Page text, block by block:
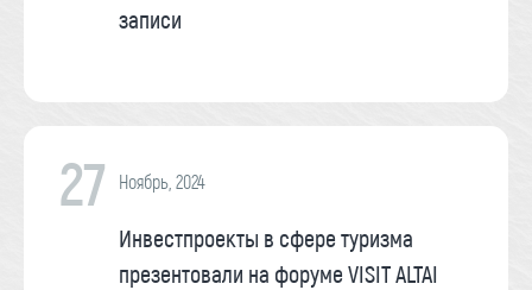
записи
27 Ноябрь, 2024
Инвестпроекты в сфере туризма
презентовали на форуме VISIT ALTAI